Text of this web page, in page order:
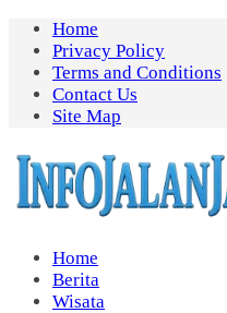
Skip
content
Home
Privacy Policy
Terms and Conditions
Contact Us
Site Map
Home
Berita
Wisata